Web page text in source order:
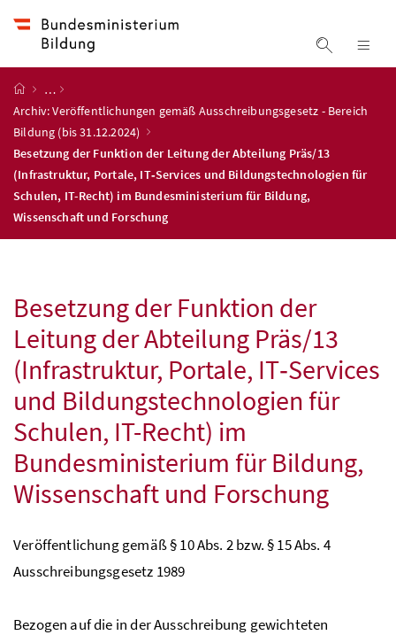
Suche
Startseite
…
Archiv: Veröffentlichungen gemäß Ausschreibungsgesetz - Bereich
Bildung (bis 31.12.2024)
Besetzung der Funktion der Leitung der Abteilung Präs/13
(Infrastruktur, Portale, IT‑Services und Bildungstechnologien für
Schulen, IT-Recht) im Bundesministerium für Bildung,
Wissenschaft und Forschung
Besetzung der Funktion der
Leitung der Abteilung Präs/13
(Infrastruktur, Portale, IT‑Services
und Bildungstechnologien für
Schulen, IT-Recht) im
Bundesministerium für Bildung,
Wissenschaft und Forschung
Veröffentlichung gemäß § 10Abs. 2bzw.§ 15Abs. 4
Ausschreibungsgesetz 1989
Bezogen auf die in der Ausschreibung gewichteten